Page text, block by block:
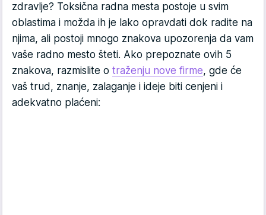
zdravlje? Toksična radna mesta postoje u svim
oblastima i možda ih je lako opravdati dok radite na
njima, ali postoji mnogo znakova upozorenja da vam
vaše radno mesto šteti. Ako prepoznate ovih 5
znakova, razmislite o traženju nove firme, gde će
vaš trud, znanje, zalaganje i ideje biti cenjeni i
adekvatno plaćeni: